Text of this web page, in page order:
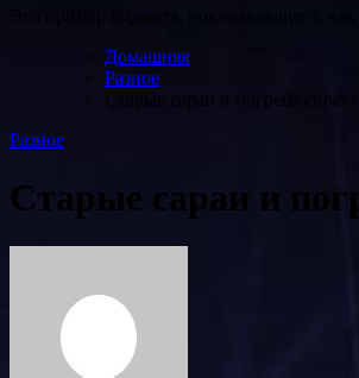
Домашняя
Разное
Старые сараи и погреба
Разное
Старые сараи и